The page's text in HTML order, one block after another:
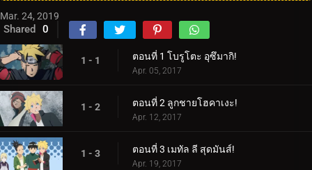
Mar. 24, 2019
Shared 0
1 - 1 ตอนที่ 1 โบรูโตะ อุซึมากิ!
Apr. 05, 2017
1 - 2 ตอนที่ 2 ลูกชายโฮคาเงะ!
Apr. 12, 2017
1 - 3 ตอนที่ 3 เมทัล ลี สุดมันส์!
Apr. 19, 2017